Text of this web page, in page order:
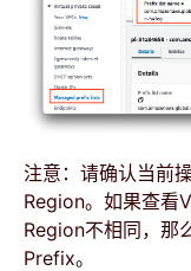
注意：请确认当前
Region。如果查看
Region不相同，那
Prefix。